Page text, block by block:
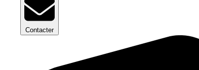
Contacter